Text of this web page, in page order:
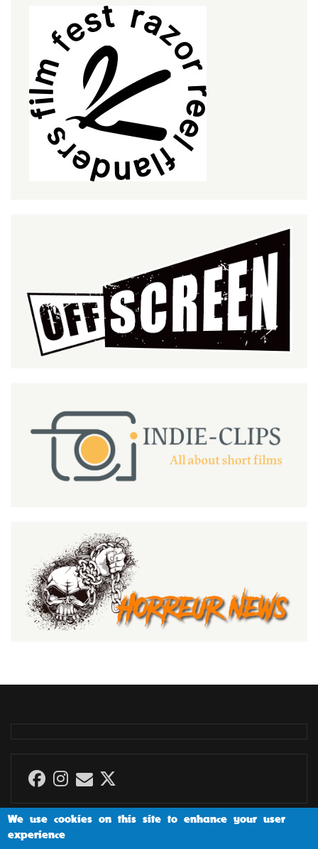
We use cookies on this site to enhance your user
experience